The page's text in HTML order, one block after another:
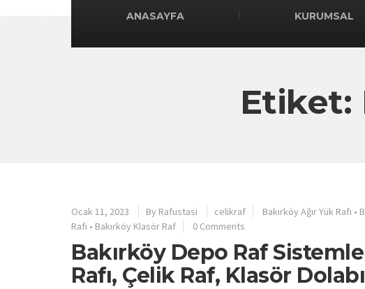
ANASAYFA KURUMSAL
Etiket:
Ocak 11, 2023 By Rafustasi celikraf Bakırköy Ağır Yük Rafı •
Rafi • Bakırköy Klasör Raf 0 Comments
Bakırköy Depo Raf
Rafı, Çelik Raf, Klasör